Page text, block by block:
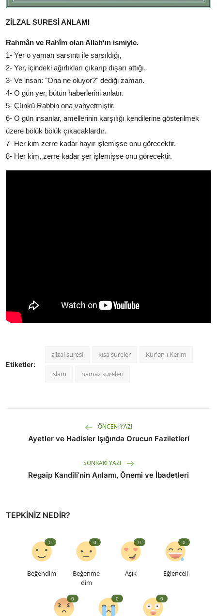
ZİLZAL SURESİ ANLAMI
Rahmân ve Rahîm olan Allah'ın ismiyle.
1- Yer o yaman sarsıntı ile sarsıldığı,
2- Yer, içindeki ağırlıkları çıkarıp dışarı attığı,
3- Ve insan: "Ona ne oluyor?" dediği zaman.
4- O gün yer, bütün haberlerini anlatır.
5- Çünkü Rabbin ona vahyetmiştir.
6- O gün insanlar, amellerinin karşılığı kendilerine gösterilmek
üzere bölük bölük çıkacaklardır.
7- Her kim zerre kadar hayır işlemişse onu görecektir.
8- Her kim, zerre kadar şer işlemişse onu görecektir.
Etiketler:
zilzal suresi kısa sureler Kur'an-ı Kerim
islam namaz sureleri
ÖNCEKI YAZI
Ayetler ve Hadisler Işığında Orucun Faziletleri
SONRAKI YAZI
Regaip Kandili'nin Anlamı, Önemi ve İbadetleri
TEPKINIZ NEDIR?
Beğendim
0
Beğenme
dim
0
Aşık
0
Eğlenceli
0
0 0 0